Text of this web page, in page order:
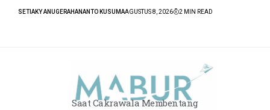
SETIAKY ANUGERAHANANTO KUSUMAAGUSTUS 8, 2026 2 MIN READ
Saat Cakrawala Membentang